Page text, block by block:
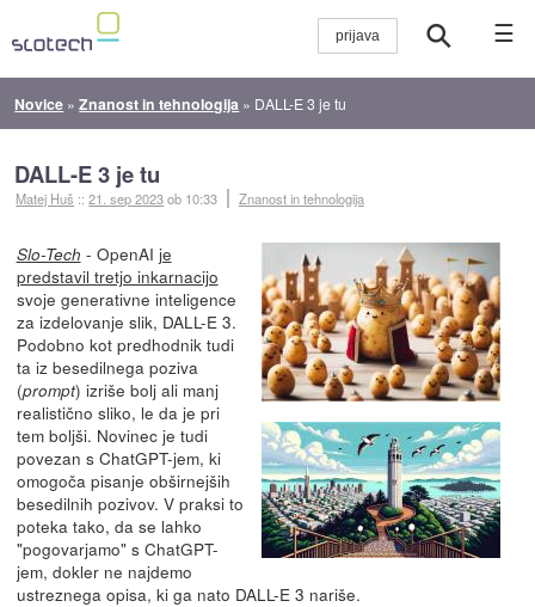
☰
Novice »Znanost in tehnologija » DALL-E 3 je tu
DALL-E 3 je tu
Matej Huš ::21. sep 2023ob 10:33 Znanost in tehnologija
Slo-Tech - OpenAI je
predstavil tretjo inkarnacijo
svoje generativne inteligence
za izdelovanje slik, DALL-E 3.
Podobno kot predhodnik tudi
ta iz besedilnega poziva
(prompt) izriše bolj ali manj
realistično sliko, le da je pri
tem boljši. Novinec je tudi
povezan s ChatGPT-jem, ki
omogoča pisanje obširnejših
besedilnih pozivov. V praksi to
poteka tako, da se lahko
"pogovarjamo" s ChatGPT-
jem, dokler ne najdemo
ustreznega opisa, ki ga nato DALL-E 3 nariše.